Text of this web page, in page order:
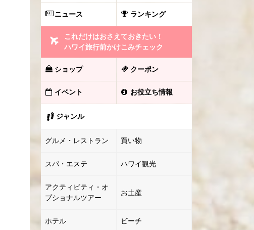
ニュース ランキング
これだけはおさえておきたい！
ハワイ旅行前かけこみチェック
ショップ クーポン
イベント お役立ち情報
ジャンル
グルメ・レストラン 買い物
スパ・エステ ハワイ観光
アクティビティ・オ
プショナルツアー
お土産
ホテル ビーチ